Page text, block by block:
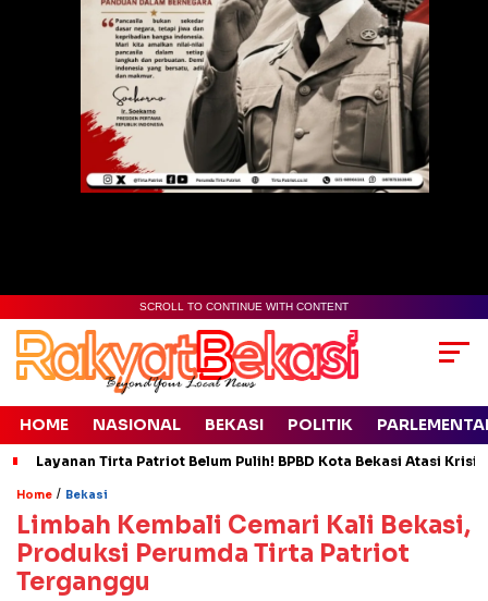
SCROLL TO CONTINUE WITH CONTENT
HOME NASIONAL BEKASI POLITIK
Layanan Tirta Patriot Belum Pulih! BPBD Kota Bekasi Atasi
Home / Bekasi
Limbah Kembali Cemari Kali Bekasi,
Produksi Perumda Tirta Patriot
Terganggu